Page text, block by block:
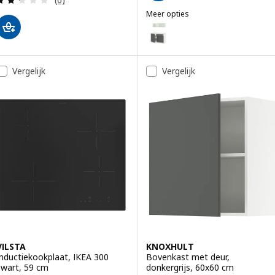
Meer opties
KNOXHULT
Optie: KNOXHULT, Keuken,
Optie: KNOXHULT, Keuken, wit,
Vergelijk
IKEA 300
59 cm
Vergelijk
KNOXHULT
Bovenkast met deur,
donkergrijs, 60x60 cm